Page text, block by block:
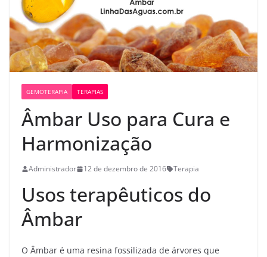
GEMOTERAPIA TERAPIAS
Âmbar Uso para Cura e
Harmonização
Administrador 12 de dezembro de 2016 Terapia
Usos terapêuticos do
Âmbar
O Âmbar é uma resina fossilizada de árvores que